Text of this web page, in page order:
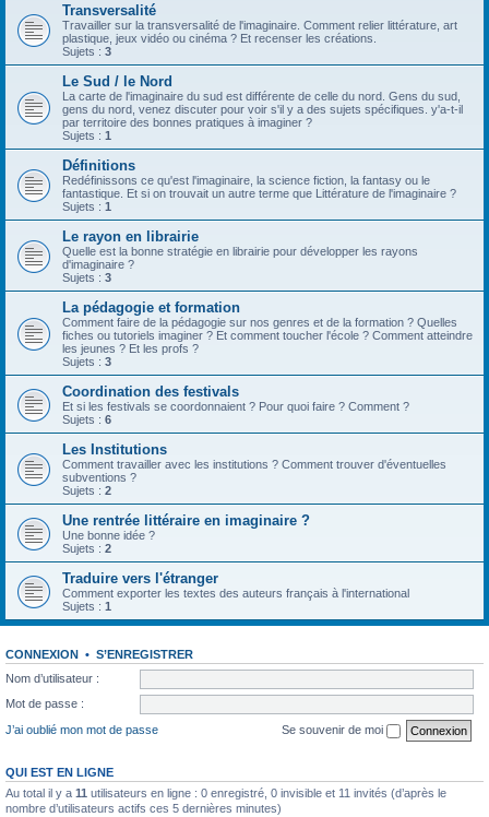
Transversalité
Travailler sur la transversalité de l'imaginaire. Comment relier littérature, art
plastique, jeux vidéo ou cinéma ? Et recenser les créations.
Sujets : 3
Le Sud / le Nord
La carte de l'imaginaire du sud est différente de celle du nord. Gens du sud,
gens du nord, venez discuter pour voir s'il y a des sujets spécifiques. y'a-t-il
par territoire des bonnes pratiques à imaginer ?
Sujets : 1
Définitions
Redéfinissons ce qu'est l'imaginaire, la science fiction, la fantasy ou le
fantastique. Et si on trouvait un autre terme que Littérature de l'imaginaire ?
Sujets : 1
Le rayon en librairie
Quelle est la bonne stratégie en librairie pour développer les rayons
d'imaginaire ?
Sujets : 3
La pédagogie et formation
Comment faire de la pédagogie sur nos genres et de la formation ? Quelles
fiches ou tutoriels imaginer ? Et comment toucher l'école ? Comment atteindre
les jeunes ? Et les profs ?
Sujets : 3
Coordination des festivals
Et si les festivals se coordonnaient ? Pour quoi faire ? Comment ?
Sujets : 6
Les Institutions
Comment travailler avec les institutions ? Comment trouver d'éventuelles
subventions ?
Sujets : 2
Une rentrée littéraire en imaginaire ?
Une bonne idée ?
Sujets : 2
Traduire vers l'étranger
Comment exporter les textes des auteurs français à l'international
Sujets : 1
CONNEXION • S’ENREGISTRER
Nom d’utilisateur :
Mot de passe :
J’ai oublié mon mot de passe
Se souvenir de moi
QUI EST EN LIGNE
Au total il y a 11 utilisateurs en ligne : 0 enregistré, 0 invisible et 11 invités (d’après le
nombre d’utilisateurs actifs ces 5 dernières minutes)